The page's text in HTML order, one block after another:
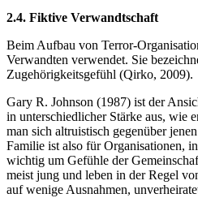
2.4. Fiktive Verwandtschaft
Beim Aufbau von Terror-
Verwandten verwendet. Sie
Zugehörigkeitsgefühl (Qirko, 2009).
Gary R. Johnson (1987) ist der
in unterschiedlicher Stärke aus, wie
man sich altruistisch gegenüber
Familie ist also für Organisationen,
wichtig um Gefühle der
meist jung und leben in der Regel
auf wenige Ausnahmen,